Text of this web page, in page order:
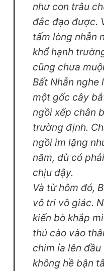
như con trâu
đắc đạo được.
tấm lòng nhẫn
khổ hạnh
cũng chưa
Bất Nhẫn nghe
một gốc cây
ngồi xếp chân
trường định.
ngồi im lặng
năm, dù có
chịu dậy.
Và từ hôm đó,
vô tri vô giác.
kiến bò khắp
thú cào vào
chim ỉa lên
không hề bận